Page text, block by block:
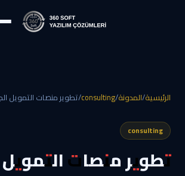
الرئيسية/المدونة/
consulting
/تطوير منصات التمويل
consulting
تطوير منصات